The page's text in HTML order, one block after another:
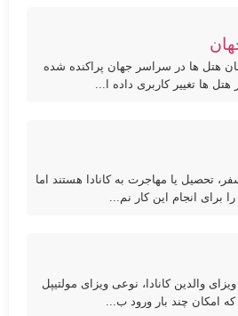
ها در سراسر جهان پراکنده شده
ها تغییر کاربری داده ا...
تحصیل یا مهاجرت به کانادا هستند اما
برای انجام این کار نم...
والدین کانادا، نوعی ویزای مولتیپل
امکان چند بار ورود ب...